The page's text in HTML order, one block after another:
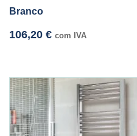
Branco
106,20 € com IVA